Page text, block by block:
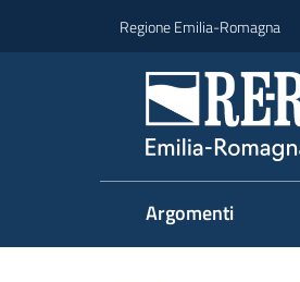
Regione Emilia-Romagna
Argomenti